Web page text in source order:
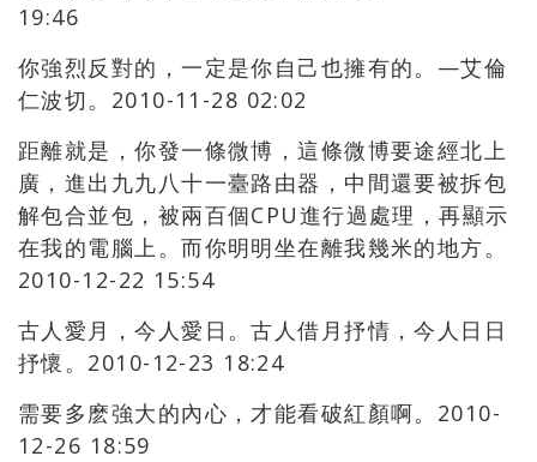
19:46
你強烈反對的，一定是你自己也擁有的。—艾倫
仁波切。2010-11-28 02:02
距離就是，你發一條微博，這條微博要途經北上
廣，進出九九八十一臺路由器，中間還要被拆包
解包合並包，被兩百個CPU進行過處理，再顯示
在我的電腦上。而你明明坐在離我幾米的地方。
2010-12-22 15:54
古人愛月，今人愛日。古人借月抒情，今人日日
抒懷。2010-12-23 18:24
需要多麽強大的內心，才能看破紅顏啊。2010-
12-26 18:59